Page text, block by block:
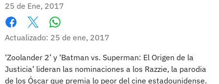
25 de Ene, 2017
Facebook
X
Actualizado: 25 de ene, 2017
‘Zoolander 2’ y ‘Batman vs. Superman: El Origen de la
Justicia’ lideran las nominaciones a los Razzie, la parodia
de los Óscar que premia lo peor del cine estadounidense.